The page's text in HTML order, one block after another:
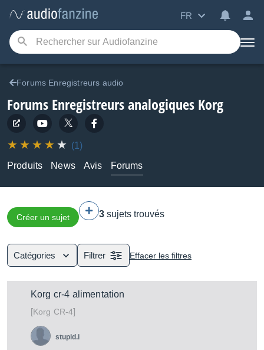
FR
Forums Enregistreurs audio
Forums Enregistreurs analogiques Korg
(1)
Produits
News Avis Forums
Créer un sujet 3 sujets trouvés
Catégories Filtrer Effacer les filtres
Korg cr-4 alimentation
[Korg CR-4]
stupid.i